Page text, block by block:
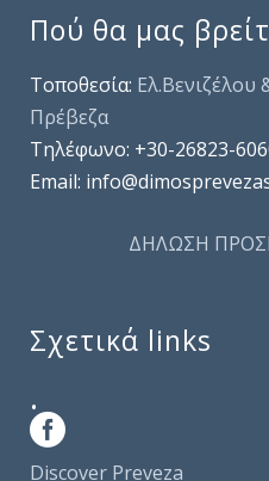
Πού θα μας
Τοποθεσία:
Πρέβεζα
Τηλέφωνo: +30-26823-
Email:
ΔΗΛΩΣΗ
Σχετικά links
.
Discover Preveza